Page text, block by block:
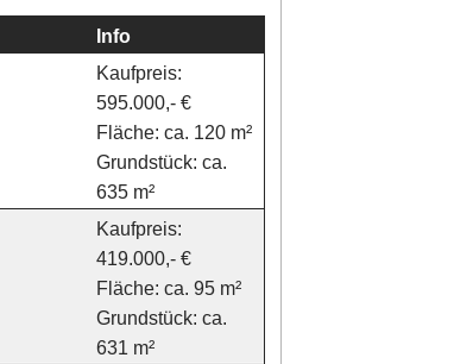
Info
Kaufpreis:
595.000,- €
Fläche: ca. 120 m²
Grundstück: ca.
635 m²
Kaufpreis:
419.000,- €
Fläche: ca. 95 m²
Grundstück: ca.
631 m²